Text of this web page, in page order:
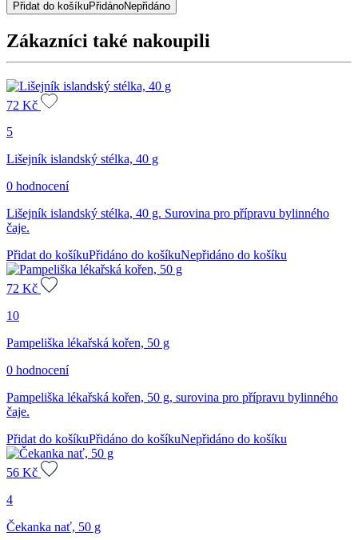
g Přidat do košíkuPřidánoNepřidáno
Zákazníci také nakoupili
72 Kč
5
Lišejník islandský stélka, 40 g
0 hodnocení
Lišejník islandský stélka, 40 g. Surovina pro přípravu bylinného
čaje.
Přidat do košíkuPřidáno do košíkuNepřidáno do košíku
72 Kč
10
Pampeliška lékařská kořen, 50 g
0 hodnocení
Pampeliška lékařská kořen, 50 g, surovina pro přípravu bylinného
čaje.
Přidat do košíkuPřidáno do košíkuNepřidáno do košíku
56 Kč
4
Čekanka nať, 50 g